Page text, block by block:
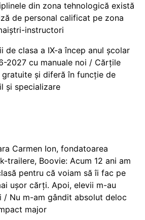
din zona tehnologică există
de personal calificat pe zona
instructori
de clasa a IX-a încep anul școlar
2027 cu manuale noi / Cărțile
gratuite și diferă în funcție de
și specializare
Carmen Ion, fondatoarea
trailere, Boovie: Acum 12 ani am
pentru că voiam să îi fac pe
ușor cărți. Apoi, elevii m-au
/ Nu m-am gândit absolut deloc
major